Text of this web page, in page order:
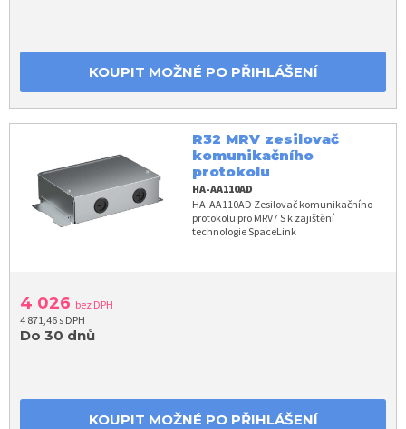
KOUPIT MOŽNÉ PO PŘIHLÁŠENÍ
R32 MRV zesilovač
komunikačního
protokolu
HA-AA110AD
HA-AA110AD Zesilovač komunikačního
protokolu pro MRV7 S k zajištění
technologie SpaceLink
4 026 bez DPH
4 871,46 s DPH
Do 30 dnů
KOUPIT MOŽNÉ PO PŘIHLÁŠENÍ